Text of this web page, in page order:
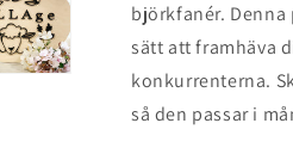
björkfanér.
sätt att framhäva
konkurrenterna.
så den passar i